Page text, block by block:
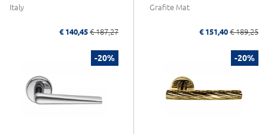
Italy
€ 140,45 € 187,27
Grafite Mat
€ 151,40 € 189,25
-20% -20%